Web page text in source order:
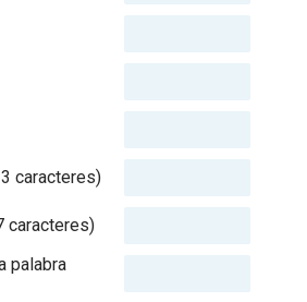
caracteres)
caracteres)
palabra